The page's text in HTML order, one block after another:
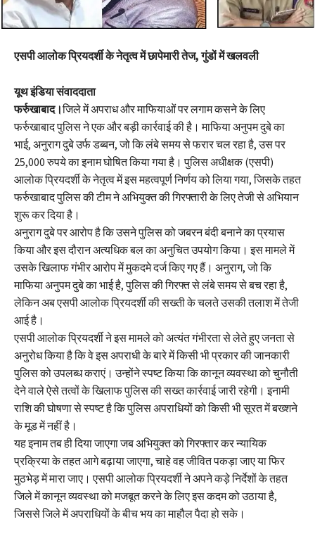
एसपी आलोक प्रियदर्शी के नेतृत्व में छापेमारी तेज, गुंडों में खलवली
यूथ इंडिया संवाददाता
फर्रुखाबाद।जिले में अपराध और माफियाओं पर लगाम कसने के लिए
फर्रुखाबाद पुलिस ने एक और बड़ी कार्रवाई की है। माफिया अनुपम दुबे का
भाई, अनुराग दुबे उर्फ डब्बन, जो कि लंबे समय से फरार चल रहा है, उस पर
25,000 रुपये का इनाम घोषित किया गया है। पुलिस अधीक्षक (एसपी)
आलोक प्रियदर्शी के नेतृत्व में इस महत्वपूर्ण निर्णय को लिया गया, जिसके तहत
फर्रुखाबाद पुलिस की टीम ने अभियुक्त की गिरफ्तारी के लिए तेजी से अभियान
शुरू कर दिया है।
अनुराग दुबे पर आरोप है कि उसने पुलिस को जबरन बंदी बनाने का प्रयास
किया और इस दौरान अत्यधिक बल का अनुचित उपयोग किया। इस मामले में
उसके खिलाफ गंभीर आरोप में मुकदमे दर्ज किए गए हैं। अनुराग, जो कि
माफिया अनुपम दुबे का भाई है, पुलिस की गिरफ्त से लंबे समय से बच रहा है,
लेकिन अब एसपी आलोक प्रियदर्शी की सख्ती के चलते उसकी तलाश में तेजी
आई है।
एसपी आलोक प्रियदर्शी ने इस मामले को अत्यंत गंभीरता से लेते हुए जनता से
अनुरोध किया है कि वे इस अपराधी के बारे में किसी भी प्रकार की जानकारी
पुलिस को उपलब्ध कराएं। उन्होंने स्पष्ट किया कि कानून व्यवस्था को चुनौती
देने वाले ऐसे तत्वों के खिलाफ पुलिस की सख्त कार्रवाई जारी रहेगी। इनामी
राशि की घोषणा से स्पष्ट है कि पुलिस अपराधियों को किसी भी सूरत में बख्शने
के मूड में नहीं है।
यह इनाम तब ही दिया जाएगा जब अभियुक्त को गिरफ्तार कर न्यायिक
प्रक्रिया के तहत आगे बढ़ाया जाएगा, चाहे वह जीवित पकड़ा जाए या फिर
मुठभेड़ में मारा जाए। एसपी आलोक प्रियदर्शी ने अपने कड़े निर्देशों के तहत
जिले में कानून व्यवस्था को मजबूत करने के लिए इस कदम को उठाया है,
जिससे जिले में अपराधियों के बीच भय का माहौल पैदा हो सके।